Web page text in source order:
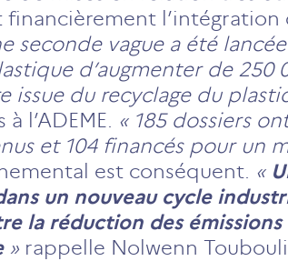
l’intégration
seconde vague a été
d’augmenter de
issue du recyclage du
l’ADEME. « 185 dossiers
et 104 financés pour un
est conséquent. «
un nouveau cycle
la réduction des émissions
» rappelle Nolwenn